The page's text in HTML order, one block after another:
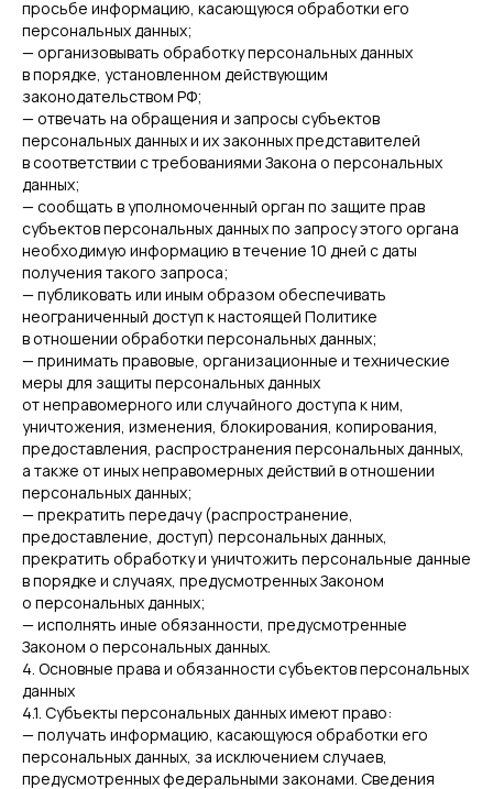
просьбе информацию, касающуюся обработки его
персональных данных;
— организовывать обработку персональных данных
в порядке, установленном действующим
законодательством РФ;
— отвечать на обращения и запросы субъектов
персональных данных и их законных представителей
в соответствии с требованиями Закона о персональных
данных;
— сообщать в уполномоченный орган по защите прав
субъектов персональных данных по запросу этого органа
необходимую информацию в течение 10 дней с даты
получения такого запроса;
— публиковать или иным образом обеспечивать
неограниченный доступ к настоящей Политике
в отношении обработки персональных данных;
— принимать правовые, организационные и технические
меры для защиты персональных данных
от неправомерного или случайного доступа к ним,
уничтожения, изменения, блокирования, копирования,
предоставления, распространения персональных данных,
а также от иных неправомерных действий в отношении
персональных данных;
— прекратить передачу (распространение,
предоставление, доступ) персональных данных,
прекратить обработку и уничтожить персональные данные
в порядке и случаях, предусмотренных Законом
о персональных данных;
— исполнять иные обязанности, предусмотренные
Законом о персональных данных.
4. Основные права и обязанности субъектов персональных
данных
4.1. Субъекты персональных данных имеют право:
— получать информацию, касающуюся обработки его
персональных данных, за исключением случаев,
предусмотренных федеральными законами. Сведения